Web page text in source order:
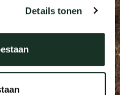
Details tonen
are